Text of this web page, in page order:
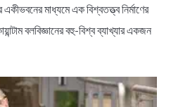
একীভবনের মাধ্যমে এক বিশ্বতত্ত্ব নির্মাণের
বলবিজ্ঞানের বহু-বিশ্ব ব্যাখ্যার একজন